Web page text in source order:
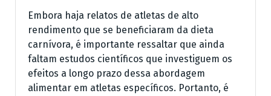
Embora haja relatos de atletas de alto
rendimento que se beneficiaram da dieta
carnívora, é importante ressaltar que ainda
faltam estudos científicos que investiguem os
efeitos a longo prazo dessa abordagem
alimentar em atletas específicos. Portanto, é